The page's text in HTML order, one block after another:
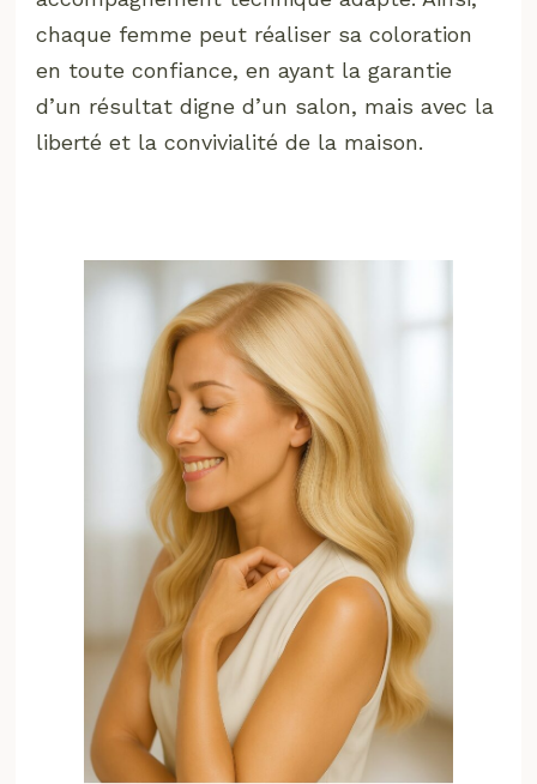
chaque femme peut réaliser sa coloration
en toute confiance, en ayant la garantie
d’un résultat digne d’un salon, mais avec la
liberté et la convivialité de la maison.